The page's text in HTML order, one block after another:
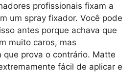
profissionais fixam a
um spray fixador. Você pode
antes porque achava que
muito caros, mas
que prova o contrário. Matte
fácil de aplicar e